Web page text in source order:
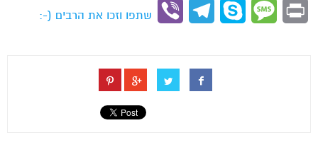
Print
Message
Skype
Telegram
Viber
שתפו וזכו את הרבים (-: